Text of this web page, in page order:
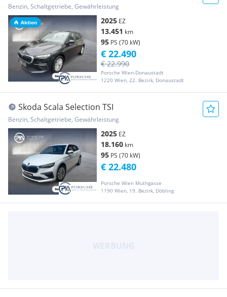
Aktion
Benzin, Schaltgetriebe, Gewährleistung
2025 EZ
13.451 km
95 PS (70 kW)
Porsche Wien-Donaustadt
1220 Wien, 22. Bezirk, Donaustadt
€ 22.990
€ 22.490
Skoda Scala Selection TSI
Benzin, Schaltgetriebe, Gewährleistung
2025 EZ
18.160 km
95 PS (70 kW)
Porsche Wien Muthgasse
1190 Wien, 19. Bezirk, Döbling
€ 22.480